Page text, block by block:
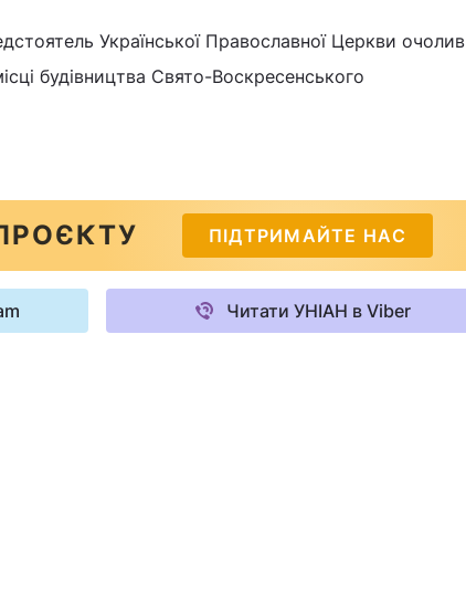
Української Православної Церкви очолив
будівництва Свято-Воскресенського
ПІДТРИМАЙТЕ НАС
Читати УНІАН в Viber